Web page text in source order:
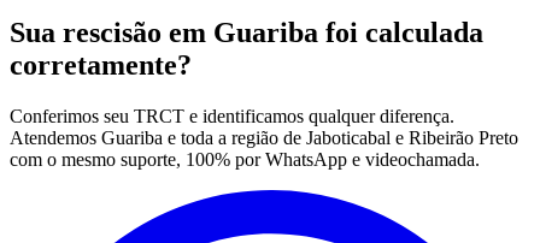
Sua rescisão em Guariba foi calculada
corretamente?
Conferimos seu TRCT e identificamos qualquer diferença.
Atendemos Guariba e toda a região de Jaboticabal e Ribeirão Preto
com o mesmo suporte, 100% por WhatsApp e videochamada.